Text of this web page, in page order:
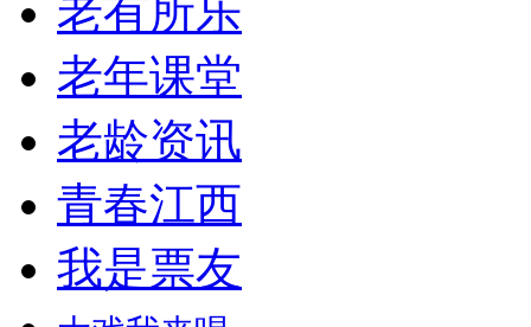
老有所乐
老年课堂
老龄资讯
青春江西
我是票友